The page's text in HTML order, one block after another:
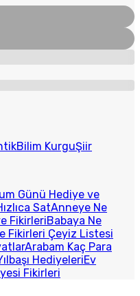
Bilim KurguŞiir
Günü Hediye ve
SatAnneye Ne
FikirleriBabaya Ne
Fikirleri Çeyiz Listesi
Arabam Kaç Para
HediyeleriEv
Fikirleri